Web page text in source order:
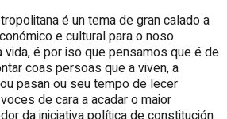
é un tema de gran calado a
e cultural para o noso
vida, é por iso que pensamos que é de
coas persoas que a viven, a
pasan ou seu tempo de lecer
de cara a acadar o maior